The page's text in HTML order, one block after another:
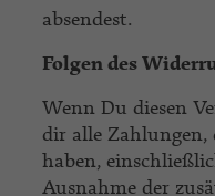
absendest.
Folgen des
Wenn Du diesen
dir alle
haben,
Ausnahme der